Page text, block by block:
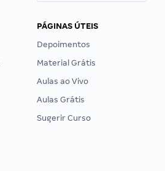
PÁGINAS ÚTEIS
Depoimentos
Material Grátis
Aulas ao Vivo
Aulas Grátis
Sugerir Curso